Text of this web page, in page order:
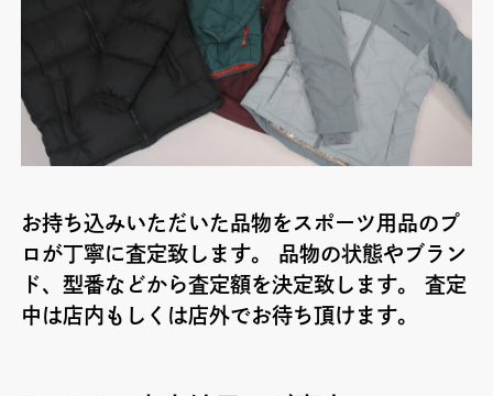
お持ち込みいただいた品物をスポーツ用品のプ
ロが丁寧に査定致します。 品物の状態やブラン
ド、型番などから査定額を決定致します。 査定
中は店内もしくは店外でお待ち頂けます。